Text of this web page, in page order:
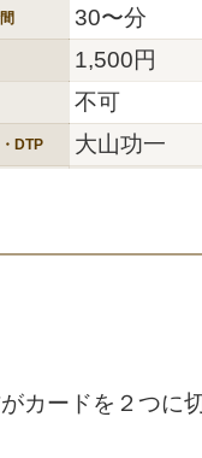
30〜分
1,500円
不可
DTP 大山功一
カードを２つに